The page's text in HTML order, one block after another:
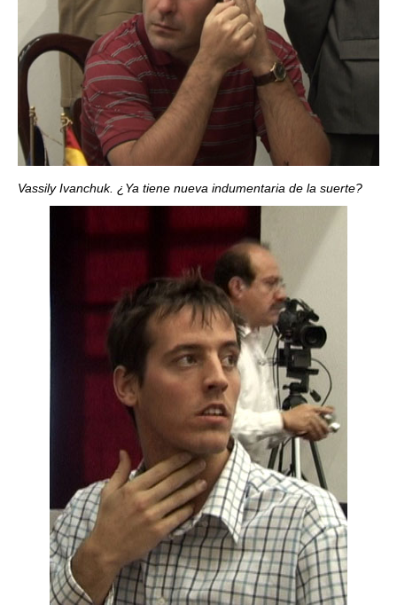
Vassily Ivanchuk. ¿Ya tiene nueva indumentaria de la suerte?